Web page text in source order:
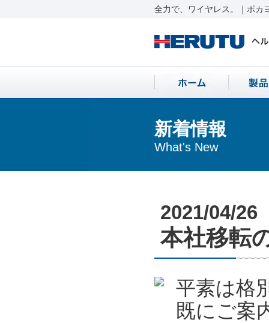
全力で、ワイヤレス。｜ポカ
新着情報
What's New
2021/04/26
本社移転
平素は格
既にご案